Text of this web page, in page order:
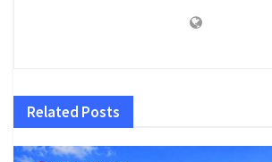
Related Posts